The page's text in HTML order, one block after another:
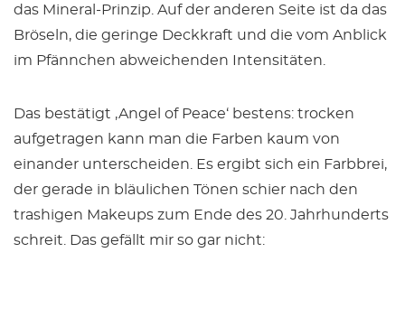
das Mineral-Prinzip. Auf der anderen Seite ist da das
Bröseln, die geringe Deckkraft und die vom Anblick
im Pfännchen abweichenden Intensitäten.
Das bestätigt ‚Angel of Peace‘ bestens: trocken
aufgetragen kann man die Farben kaum von
einander unterscheiden. Es ergibt sich ein Farbbrei,
der gerade in bläulichen Tönen schier nach den
trashigen Makeups zum Ende des 20. Jahrhunderts
schreit. Das gefällt mir so gar nicht: